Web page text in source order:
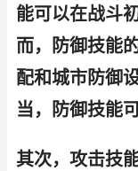
能可以在战斗
而，防御技能
配和城市防御
当，防御技能
其次，攻击技